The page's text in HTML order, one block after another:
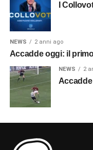
I
NEWS 2 anni ago
Accadde oggi: il
NEWS 2